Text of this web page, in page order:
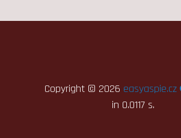
Copyright © 2026 easyaspie.cz
in 0.0117 s.